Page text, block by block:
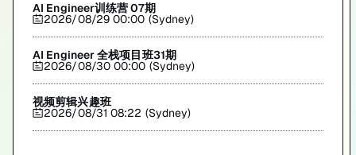
AI Engineer训练营 07期
2026/08/29 00:00 (Sydney)
AI Engineer 全栈项目班31期
2026/08/30 00:00 (Sydney)
视频剪辑兴趣班
2026/08/31 08:22 (Sydney)